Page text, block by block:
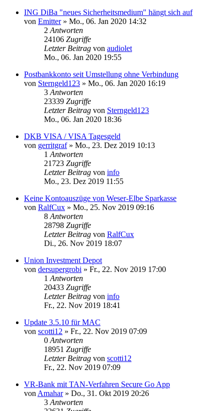
ING DiBa "neues Sicherheitsmedium" hängt sich auf
von Emitter» Mo., 06. Jan 2020 14:32
2 Antworten
24106 Zugriffe
Letzter Beitrag von audiolet
Mo., 06. Jan 2020 19:55
Postbankkonto seit Umstellung ohne Verbindung
von Sterngeld123 » Mo., 06. Jan 2020 16:19
3 Antworten
23339 Zugriffe
Letzter Beitrag von Sterngeld123
Mo., 06. Jan 2020 18:36
DKB VISA / VISA Tagesgeld
von gerritgraf» Mo., 23. Dez 2019 10:13
1 Antworten
21723 Zugriffe
Letzter Beitrag von info
Mo., 23. Dez 2019 11:55
Keine Kontoauszüge von Weser-Elbe Sparkasse
von RalfCux » Mo., 25. Nov 2019 09:16
8 Antworten
28798 Zugriffe
Letzter Beitrag von RalfCux
Di., 26. Nov 2019 18:07
Union Investment Depot
von dersupergrobi » Fr., 22. Nov 2019 17:00
1 Antworten
20433 Zugriffe
Letzter Beitrag von info
Fr., 22. Nov 2019 18:41
Update 3.5.10 für MAC
von scotti12 » Fr., 22. Nov 2019 07:09
0 Antworten
18951 Zugriffe
Letzter Beitrag von scotti12
Fr., 22. Nov 2019 07:09
VR-Bank mit TAN-Verfahren Secure Go App
von Amahar» Do., 31. Okt 2019 20:26
3 Antworten